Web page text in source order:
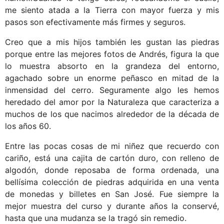
me siento atada a la Tierra con mayor fuerza y mis
pasos son efectivamente más firmes y seguros.
Creo que a mis hijos también les gustan las piedras
porque entre las mejores fotos de Andrés, figura la que
lo muestra absorto en la grandeza del entorno,
agachado sobre un enorme peñasco en mitad de la
inmensidad del cerro. Seguramente algo les hemos
heredado del amor por la Naturaleza que caracteriza a
muchos de los que nacimos alrededor de la década de
los años 60.
Entre las pocas cosas de mi niñez que recuerdo con
cariño, está una cajita de cartón duro, con relleno de
algodón, donde reposaba de forma ordenada, una
bellísima colección de piedras adquirida en una venta
de monedas y billetes en San José. Fue siempre la
mejor muestra del curso y durante años la conservé,
hasta que una mudanza se la tragó sin remedio.